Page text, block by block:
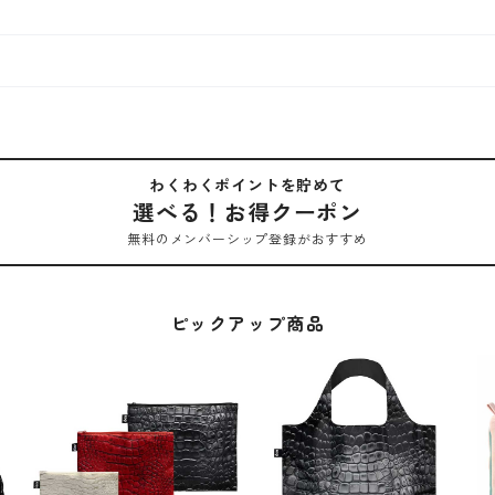
わくわくポイントを貯めて
選べる！お得クーポン
無料のメンバーシップ登録がおすすめ
ピックアップ商品